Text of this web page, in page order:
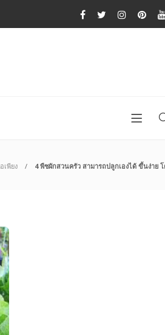
เพียง 4 พืชผักสวนครัว สามารถปลูกเองได้ ขึ้นง่าย